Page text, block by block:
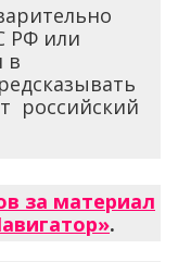
РФ или
в
российский
за материал
.